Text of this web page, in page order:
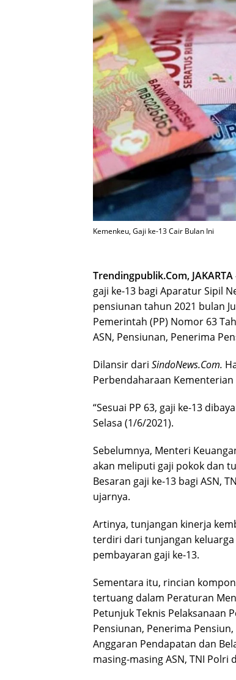
Kemenkeu, Gaji ke-13 Cair Bulan Ini
Trendingpublik.Com, JAKARTA
gaji ke-13 bagi Aparatur Sipil
pensiunan tahun 2021 bulan
Pemerintah (PP) Nomor 63
ASN, Pensiunan, Penerima
Dilansir dari SindoNews.Com.
Perbendaharaan Kementerian
“Sesuai PP 63, gaji ke-13
Selasa (1/6/2021).
Sebelumnya, Menteri
akan meliputi gaji pokok dan
Besaran gaji ke-13 bagi ASN,
ujarnya.
Artinya, tunjangan kinerja
terdiri dari tunjangan
pembayaran gaji ke-13.
Sementara itu, rincian
tertuang dalam Peraturan
Petunjuk Teknis Pelaksanaan
Pensiunan, Penerima
Anggaran Pendapatan dan
masing-masing ASN, TNI Polri